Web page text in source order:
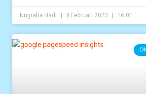
Nugraha Hadi 8 Februari 2023 16:01